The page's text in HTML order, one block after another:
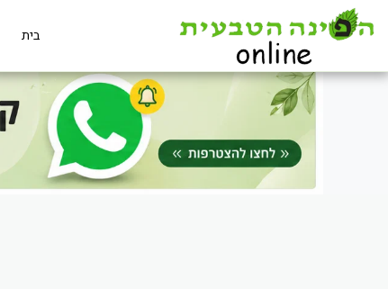
בית